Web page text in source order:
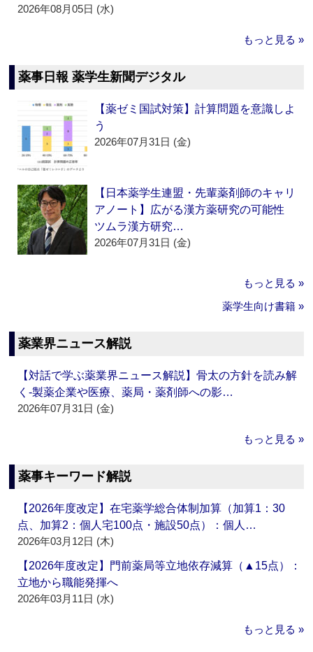
2026年08月05日 (水)
もっと見る »
薬事日報 薬学生新聞デジタル
【薬ゼミ国試対策】計算問題を意識しよ
う
2026年07月31日 (金)
【日本薬学生連盟・先輩薬剤師のキャリ
アノート】広がる漢方薬研究の可能性
ツムラ漢方研究…
2026年07月31日 (金)
もっと見る »
薬学生向け書籍 »
薬業界ニュース解説
【対話で学ぶ薬業界ニュース解説】骨太の方針を読み解
く‐製薬企業や医療、薬局・薬剤師への影…
2026年07月31日 (金)
もっと見る »
薬事キーワード解説
【2026年度改定】在宅薬学総合体制加算（加算1：30
点、加算2：個人宅100点・施設50点）：個人…
2026年03月12日 (木)
【2026年度改定】門前薬局等立地依存減算（▲15点）：
立地から職能発揮へ
2026年03月11日 (水)
もっと見る »